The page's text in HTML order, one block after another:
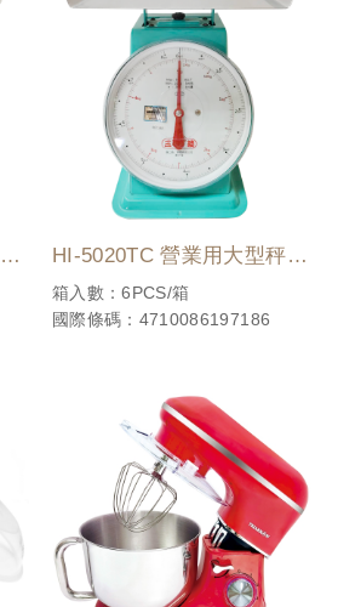
HI-5020TC 營業用大型秤 5
KG
箱入數：6PCS/箱
國際條碼：4710086197186